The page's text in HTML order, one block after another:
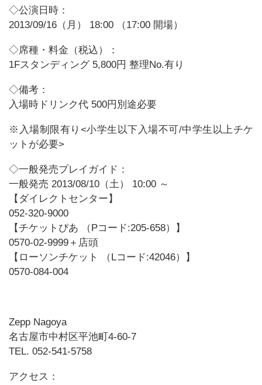
◇公演日時：
2013/09/16（月） 18:00 （17:00 開場）
◇席種・料金（税込）：
1Fスタンディング 5,800円 整理No.有り
◇備考：
入場時ドリンク代 500円別途必要
※入場制限有り<小学生以下入場不可/中学生以上チケ
ットが必要>
◇一般発売プレイガイド：
一般発売 2013/08/10（土） 10:00 ～
【ダイレクトセンター】
052-320-9000
【チケットぴあ （Pコード:205-658）】
0570-02-9999＋店頭
【ローソンチケット （Lコード:42046）】
0570-084-004
Zepp Nagoya
名古屋市中村区平池町4-60-7
TEL. 052-541-5758
アクセス：